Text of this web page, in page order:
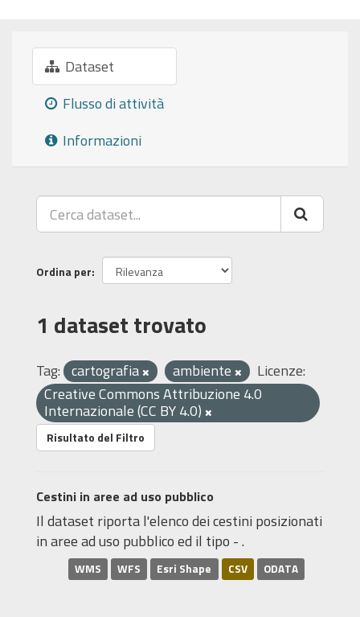
Dataset
Flusso di attività
Informazioni
Ordina per
1 dataset trovato
Tag: cartografia ambiente
Licenze:
Creative Commons Attribuzione 4.0
Internazionale (CC BY 4.0)
Risultato del Filtro
Cestini in aree ad uso pubblico
Il dataset riporta l'elenco dei cestini posizionati
in aree ad uso pubblico ed il tipo - .
WMS WFS Esri Shape CSV ODATA